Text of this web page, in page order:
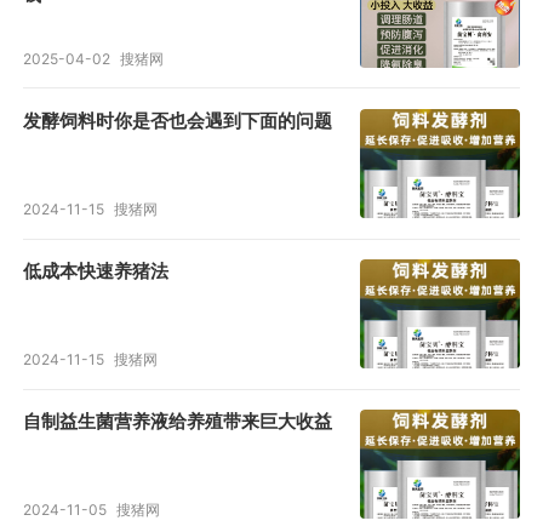
2025-04-02 搜猪网
发酵饲料时你是否也会遇到下面的问题
2024-11-15 搜猪网
低成本快速养猪法
2024-11-15 搜猪网
自制益生菌营养液给养殖带来巨大收益
2024-11-05 搜猪网